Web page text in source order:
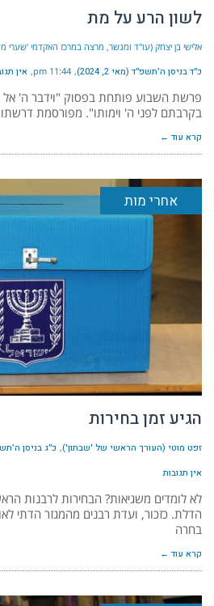
לשון הרע על מת
אלישי בן יצחק (עו"ד ומגשר, מרצה במרכז האקדמי 'שערי
כ״ד בניסן ה׳תשפ״ד (מאי 2, 2024) 11:44 pm אין
פרשת השבוע פותחת בפסוק "וידבר ה' אל
בקרבתם לפני ה' וימותו". מפורסמת
קרא עוד ←
אחרי מות
הגיע זמן בחירות
זפט מוטי (העורך הראשי של 'שבתון') כ״ג בניסן ה׳תשפ״ד
אין תגובות
לא לומדים משגיאות? הבחירות לרבנות
הדלת. כזכור, ועדת רבנים מהמגזר הדתי
בחרה
קרא עוד ←